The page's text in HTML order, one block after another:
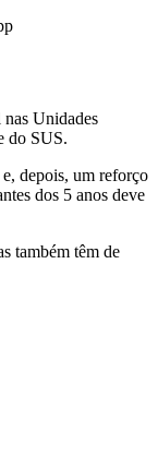
Unidades
do SUS.
e, depois, um reforço
dos 5 anos deve
também têm de